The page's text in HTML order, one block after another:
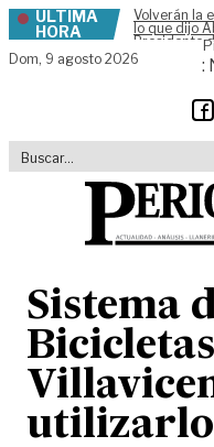
Skip to content
ÚLTIMA
HORA
Volverán la
lo que dijo
Presidente
Dom, 9 agosto 2026 :
Sistema